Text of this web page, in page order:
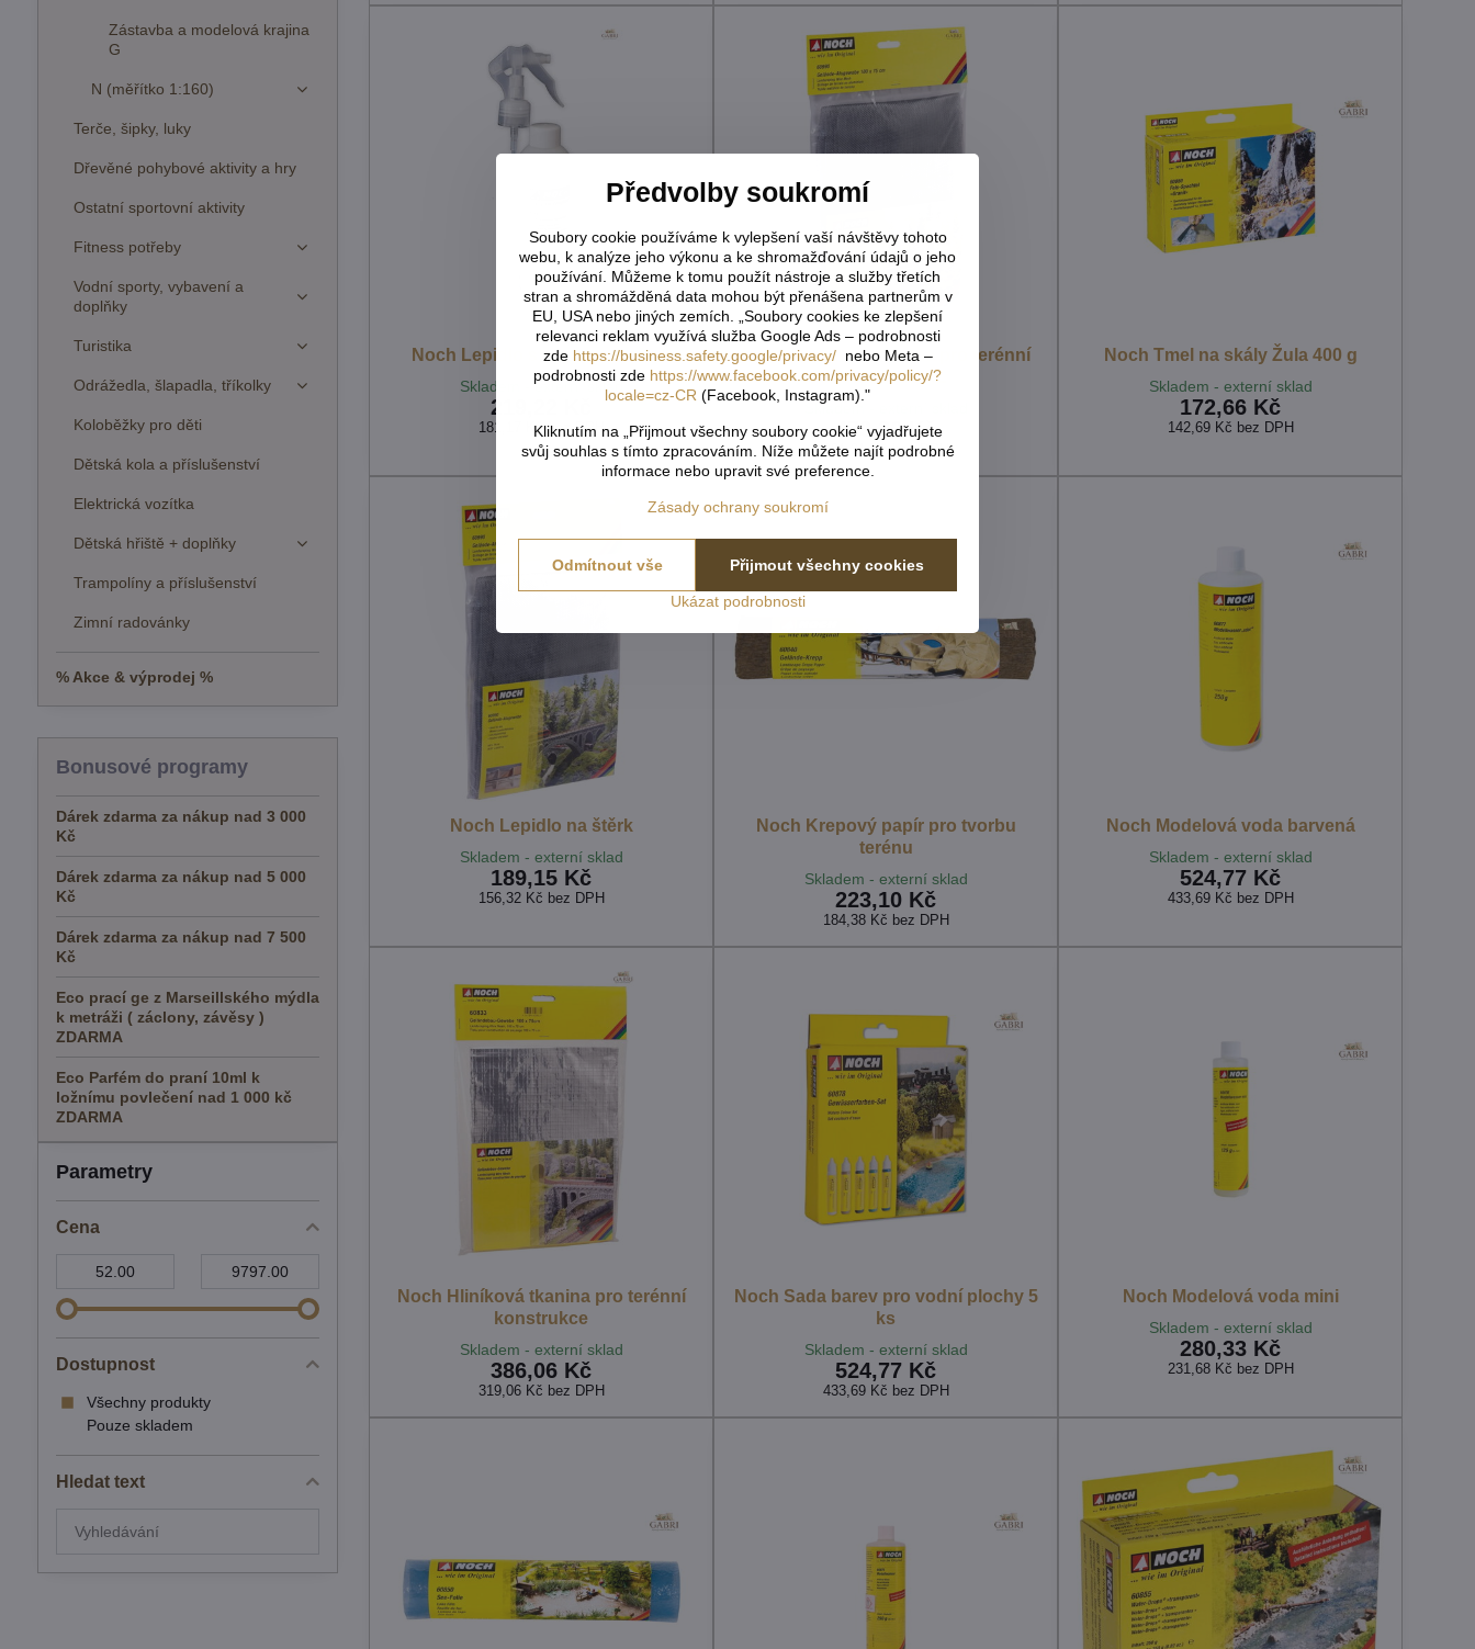
Noch Lepidlo s rozprašovačem
Skladem - externí sklad
219,22 Kč
181,17 Kčbez DPH
Noch Hliníková tkanina pro terénní
konstrukce XL
Skladem - externí sklad
473,36 Kč
391,21 Kčbez DPH
Noch Tmel na skály Žula 400 g
Skladem - externí sklad
172,66 Kč
142,69 Kč bez DPH
Noch Lepidlo na štěrk
Skladem - externí sklad
189,15 Kč
156,32 Kč bez DPH
Noch Krepový papír pro tvorbu
terénu
Skladem - externí sklad
223,10 Kč
184,38 Kč bez DPH
Noch Modelová voda barvená
Skladem - externí sklad
524,77 Kč
433,69 Kč bez DPH
Noch Hliníková tkanina pro terénní
konstrukce
Skladem - externí sklad
386,06 Kč
319,06 Kč bez DPH
Noch Sada barev pro vodní plochy 5
ks
Skladem - externí sklad
524,77 Kč
433,69 Kč bez DPH
Noch Modelová voda mini
Skladem - externí sklad
280,33 Kč
231,68 Kč bez DPH
Parametry
Cena
Dostupnost
Všechny produkty
Pouze skladem
Hledat text
výsledky
filtru
Zástavba a modelová krajina
G
N (měřítko 1:160)
Terče, šipky, luky
Dřevěné pohybové aktivity a hry
Ostatní sportovní aktivity
Fitness potřeby
Vodní sporty, vybavení a
doplňky
Turistika
Odrážedla, šlapadla, tříkolky
Koloběžky pro děti
Dětská kola a příslušenství
Elektrická vozítka
Dětská hřiště + doplňky
Trampolíny a příslušenství
Zimní radovánky
% Akce & výprodej %
Bonusové programy
Dárek zdarma za nákup nad 3 000
Kč
Dárek zdarma za nákup nad 5 000
Kč
Dárek zdarma za nákup nad 7 500
Kč
Eco prací ge z Marseillského mýdla
k metráži ( záclony, závěsy )
ZDARMA
Eco Parfém do praní 10ml k
ložnímu povlečení nad 1 000 kč
ZDARMA
Předvolby soukromí
Soubory cookie používáme k vylepšení vaší návštěvy tohoto
webu, k analýze jeho výkonu a ke shromažďování údajů o jeho
používání. Můžeme k tomu použít nástroje a služby třetích
stran a shromážděná data mohou být přenášena partnerům v
EU, USA nebo jiných zemích. „Soubory cookies ke zlepšení
relevanci reklam využívá služba Google Ads – podrobnosti
zde https://business.safety.google/privacy/nebo Meta –
podrobnosti zde https://www.facebook.com/privacy/policy/?
locale=cz-CR (Facebook, Instagram)."
Kliknutím na „Přijmout všechny soubory cookie“ vyjadřujete
svůj souhlas s tímto zpracováním. Níže můžete najít podrobné
informace nebo upravit své preference.
Zásady ochrany soukromí
Ukázat podrobnosti
Přijmout všechny cookies
Odmítnout vše